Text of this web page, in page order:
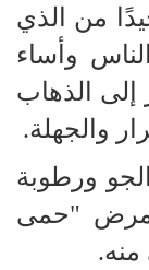
من الذي
وأساء
إلى الذهاب
والجهلة.
ورطوبة
بمرض "حمى
منه.